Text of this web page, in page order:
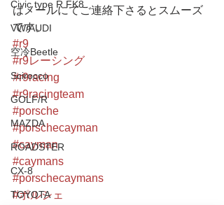
Civic type R FK8
VW/AUDI
空冷Beetle
Scirocco
GOLF/R
MAZDA
ROADSTER
CX-8
TOYOTA
はメールにてご連絡下さるとスムーズ
です。
#r9
#r9レーシング
#r9racing
#r9racingteam
#porsche
#porschecayman
#cayman
#caymans
#porschecaymans
#ポルシェ